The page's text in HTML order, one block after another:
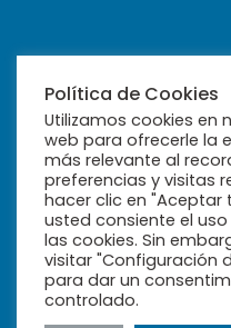
Calle Fabiola, 26.
Aviso LegalPolítica de
Términos y
Política de Cookies
Utilizamos cookies en
web para ofrecerle la
más relevante al
preferencias y visitas
hacer clic en "Aceptar
usted consiente el uso
las cookies. Sin
visitar "Configuración
para dar un
controlado.